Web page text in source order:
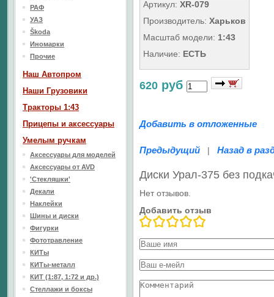
Артикул: XR-079
Производитель: Харьков
Масштаб модели: 1:43
Наличие: ЕСТЬ
620 руб
Добавить в отложенные
Предыдущий | Назад в
Диски Урал-375 без
Нет отзывов.
Добавить отзыв
РАФ
УАЗ
Škoda
Иномарки
Прочие
Наш Aвтопром
Наши Грузовики
Тракторы 1:43
Прицепы и аксессуары
Умелым ручкам
Аксессуары для моделей
Аксессуары от AVD
'Стекляшки'
Декали
Наклейки
Шины и диски
Фигурки
Фототравление
КИТы
КИТы-металл
КИТ (1:87, 1:72 и др.)
Стеллажи и боксы